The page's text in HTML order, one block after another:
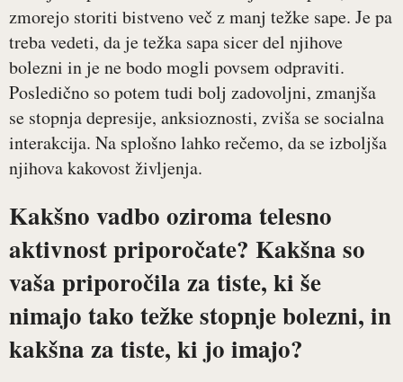
zmorejo storiti bistveno več z manj težke sape. Je pa
treba vedeti, da je težka sapa sicer del njihove
bolezni in je ne bodo mogli povsem odpraviti.
Posledično so potem tudi bolj zadovoljni, zmanjša
se stopnja depresije, anksioznosti, zviša se socialna
interakcija. Na splošno lahko rečemo, da se izboljša
njihova kakovost življenja.
Kakšno vadbo oziroma telesno
aktivnost priporočate? Kakšna so
vaša priporočila za tiste, ki še
nimajo tako težke stopnje bolezni, in
kakšna za tiste, ki jo imajo?